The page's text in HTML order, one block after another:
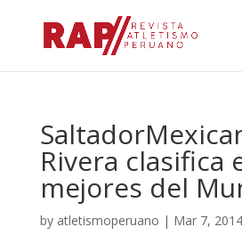
Rivera clasifica
mejores del
by atletismoperuano | Mar 7, 2014